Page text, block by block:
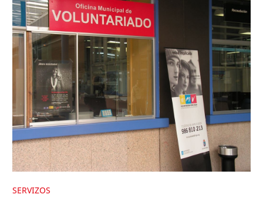
SERVIZOS